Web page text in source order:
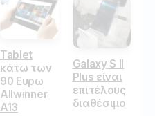
Tablet
κάτω των
90 Ευρω
Allwinner
A13
Galaxy S II
Plus είναι
επιτέλους
διαθέσιμο